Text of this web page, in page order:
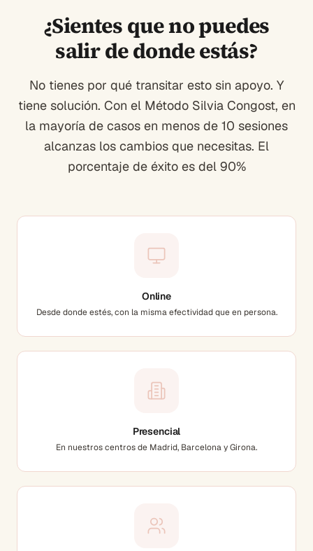
¿Sientes que no puedes
salir de donde estás?
No tienes por qué transitar esto sin apoyo. Y
tiene solución. Con el Método Silvia Congost, en
la mayoría de casos en menos de 10 sesiones
alcanzas los cambios que necesitas. El
porcentaje de éxito es del 90%
Online
Desde donde estés, con la misma efectividad que en persona.
Presencial
En nuestros centros de Madrid, Barcelona y Girona.